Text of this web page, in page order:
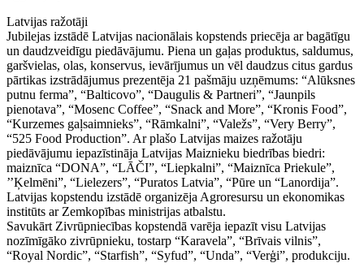
Latvijas ražotāji
Jubilejas izstādē Latvijas nacionālais kopstends priecēja ar bagātīgu
un daudzveidīgu piedāvājumu. Piena un gaļas produktus, saldumus,
garšvielas, olas, konservus, ievārījumus un vēl daudzus citus gardus
pārtikas izstrādājumus prezentēja 21 pašmāju uzņēmums: “Alūksnes
putnu ferma”, “Balticovo”, “Daugulis & Partneri”, “Jaunpils
pienotava”, “Mosenc Coffee”, “Snack and More”, “Kronis Food”,
“Kurzemes gaļsaimnieks”, “Rāmkalni”, “Valežs”, “Very Berry”,
“525 Food Production”. Ar plašo Latvijas maizes ražotāju
piedāvājumu iepazīstināja Latvijas Maiznieku biedrības biedri:
maiznīca “DONA”, “LĀČI”, “Liepkalni”, “Maiznīca Priekule”,
’’Ķelmēni”, “Lielezers”, “Puratos Latvia”, “Pūre un “Lanordija”.
Latvijas kopstendu izstādē organizēja Agroresursu un ekonomikas
institūts ar Zemkopības ministrijas atbalstu.
Savukārt Zivrūpniecības kopstendā varēja iepazīt visu Latvijas
nozīmīgāko zivrūpnieku, tostarp “Karavela”, “Brīvais vilnis”,
“Royal Nordic”, “Starfish”, “Syfud”, “Unda”, “Verģi”, produkciju.